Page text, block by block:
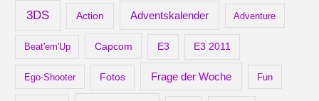
3DS Action Adventskalender Adventure
Beat'em'Up Capcom E3 E3 2011
Ego-Shooter Fotos Frage der Woche Fun